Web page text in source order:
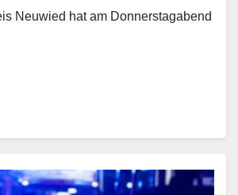
Neuwied hat am Donnerstagabend